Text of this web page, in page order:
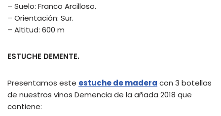
– Suelo: Franco Arcilloso.
– Orientación: Sur.
– Altitud: 600 m
ESTUCHE DEMENTE.
Presentamos este estuche de madera con 3 botellas
de nuestros vinos Demencia de la añada 2018 que
contiene: